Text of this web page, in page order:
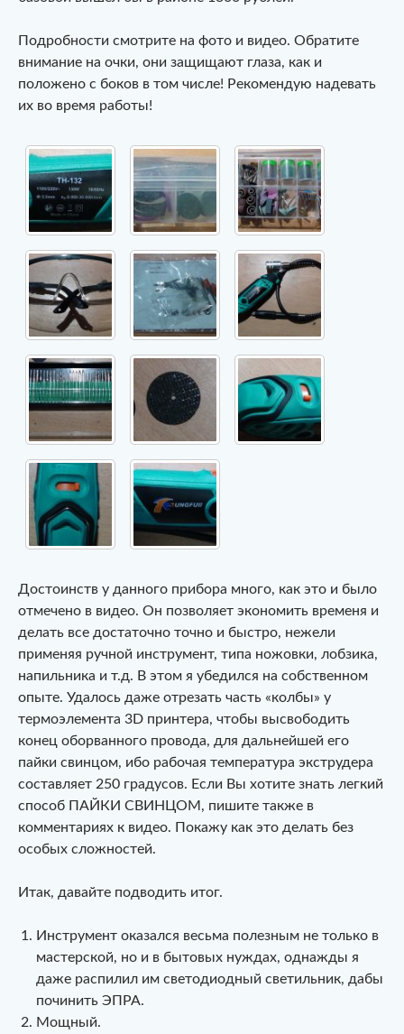
Подробности смотрите на фото и видео. Обратите
внимание на очки, они защищают глаза, как и
положено с боков в том числе! Рекомендую надевать
их во время работы!
Достоинств у данного прибора много, как это и было
отмечено в видео. Он позволяет экономить временя и
делать все достаточно точно и быстро, нежели
применяя ручной инструмент, типа ножовки, лобзика,
напильника и т.д. В этом я убедился на собственном
опыте. Удалось даже отрезать часть «колбы» у
термоэлемента 3D принтера, чтобы высвободить
конец оборванного провода, для дальнейшей его
пайки свинцом, ибо рабочая температура экструдера
составляет 250 градусов. Если Вы хотите знать легкий
способ ПАЙКИ СВИНЦОМ, пишите также в
комментариях к видео. Покажу как это делать без
особых сложностей.
Итак, давайте подводить итог.
Инструмент оказался весьма полезным не только в
мастерской, но и в бытовых нуждах, однажды я
даже распилил им светодиодный светильник, дабы
починить ЭПРА.
Мощный.